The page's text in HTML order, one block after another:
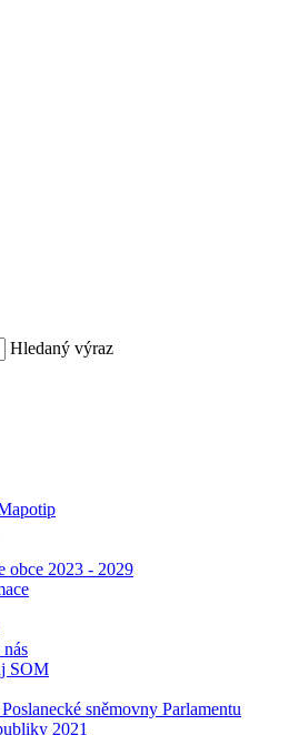
Hledaný výraz
obce 2023 - 2029
SOM
sněmovny Parlamentu
2021